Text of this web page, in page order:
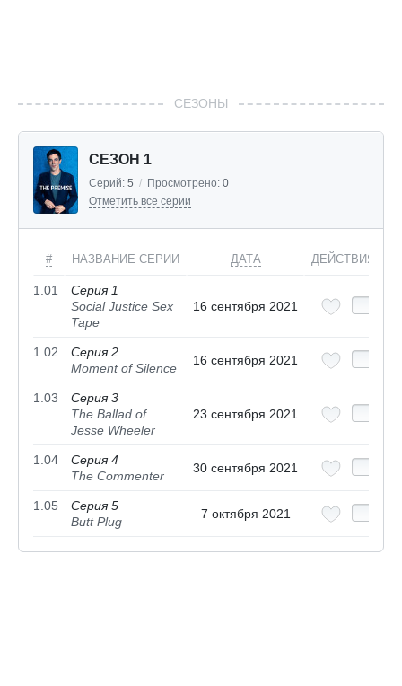
СЕЗОНЫ
СЕЗОН 1
Серий: 5 / Просмотрено: 0
Отметить все серии
# НАЗВАНИЕ СЕРИИ ДАТА ДЕЙСТВИЯ
1.01
Серия 1
Social Justice Sex
Tape
16 сентября 2021
1.02
Серия 2
Moment of Silence
16 сентября 2021
1.03
Серия 3
The Ballad of
Jesse Wheeler
23 сентября 2021
1.04
Серия 4
The Commenter
30 сентября 2021
1.05
Серия 5
Butt Plug
7 октября 2021